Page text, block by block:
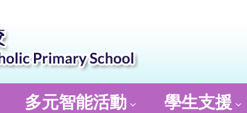
多元智能活動 學生支援